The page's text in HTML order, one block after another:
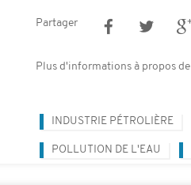
Partager
Plus d'informations à propos de
INDUSTRIE PÉTROLIÈRE
POLLUTION DE L'EAU